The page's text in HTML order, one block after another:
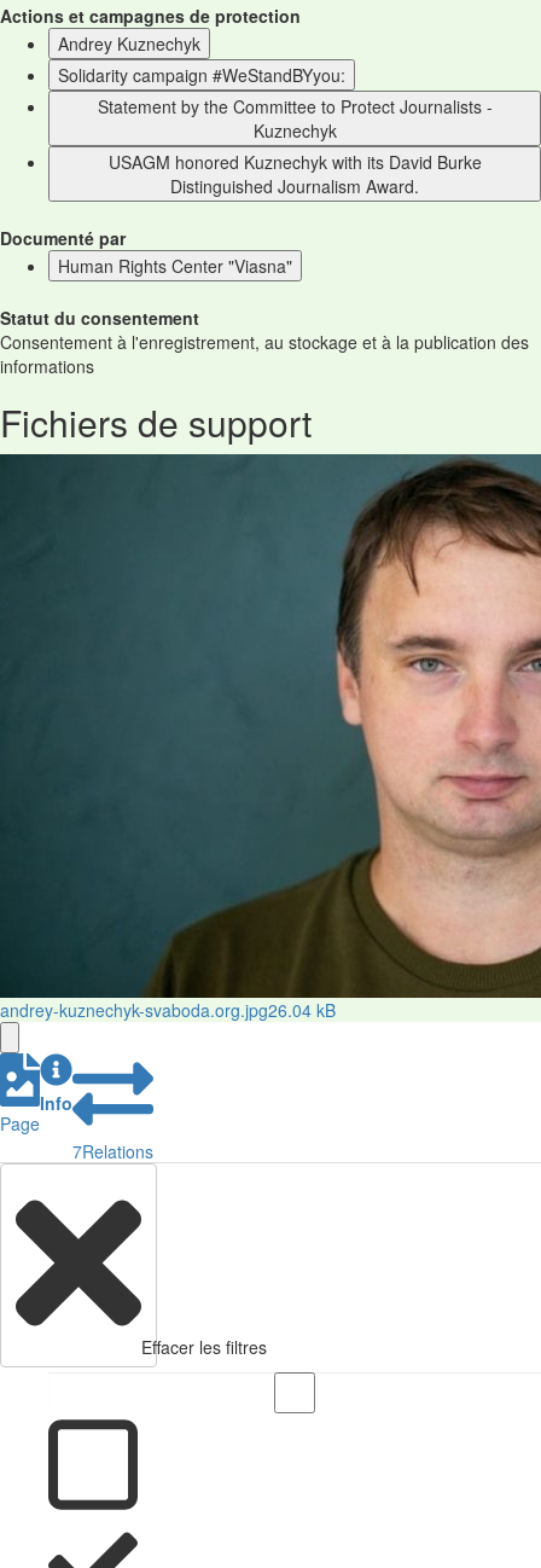
Actions et campagnes de protection
Andrey Kuznechyk
Solidarity campaign #WeStandBYyou:
Statement by the Committee to Protect Journalists -
Kuznechyk
USAGM honored Kuznechyk with its David Burke
Distinguished Journalism Award.
Documenté par
Human Rights Center "Viasna"
Statut du consentement
Consentement à l'enregistrement, au stockage et à la publication des
informations
Fichiers de support
andrey-kuznechyk-svaboda.org.jpg26.04 kB
Page
Info
7Relations
Effacer les filtres